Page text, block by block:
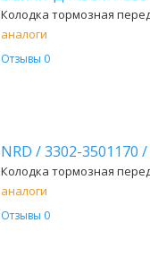
Колодка тормозная
аналоги
Отзывы 0
NRD /3302-3501170 /
Колодка тормозная
аналоги
Отзывы 0